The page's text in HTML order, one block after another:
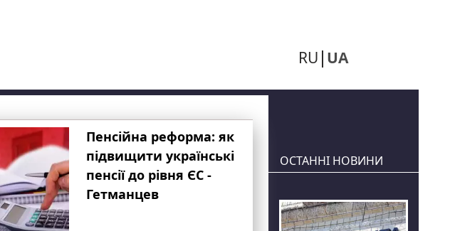
RU UA
Пенсійна реформа: як
підвищити українські
пенсії до рівня ЄС -
Гетманцев
ОСТАННІ НОВИНИ